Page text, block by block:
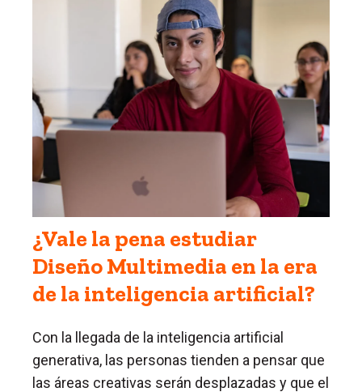
¿Vale la pena estudiar
Diseño Multimedia en la era
de la inteligencia artificial?
Con la llegada de la inteligencia artificial
generativa, las personas tienden a pensar que
las áreas creativas serán desplazadas y que el